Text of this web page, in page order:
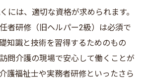
には、適切な資格が求められます。
者研修（旧ヘルパー2級）は必須で
知識と技術を習得するためのもの
問介護の現場で安心して働くことが
護福祉士や実務者研修といったさら